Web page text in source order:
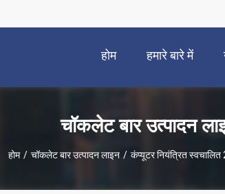
होम हमारे बारे में
चॉकलेट बार उत्पादन
होम / चॉकलेट बार उत्पादन लाइन / कंप्यूटर नियंत्रित स्वचालित